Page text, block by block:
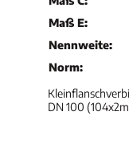
Maß E:
Nennweite:
Norm:
DN 100